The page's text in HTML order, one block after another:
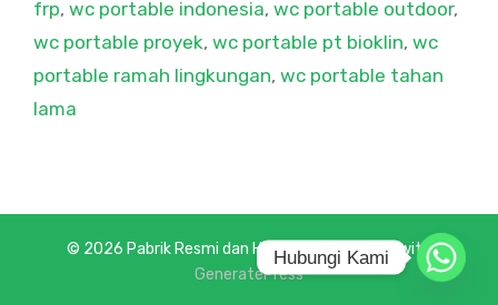
frp, wc portable indonesia, wc portable outdoor,
wc portable proyek, wc portable pt bioklin, wc
portable ramah lingkungan, wc portable tahan
lama
© 2026 Pabrik Resmi dan Harga Terbaik• Built with
GeneratePress
Hubungi Kami